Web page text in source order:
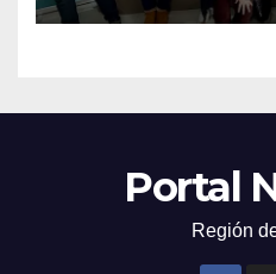
Portal
Región